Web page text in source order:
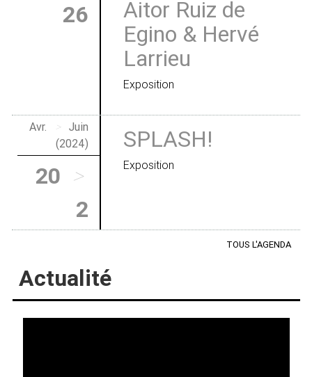
26
Aitor Ruiz de
Egino & Hervé
Larrieu
Exposition
Avr. >
Juin
(2024)
20 >
2
SPLASH!
Exposition
TOUS L'AGENDA
Actualité